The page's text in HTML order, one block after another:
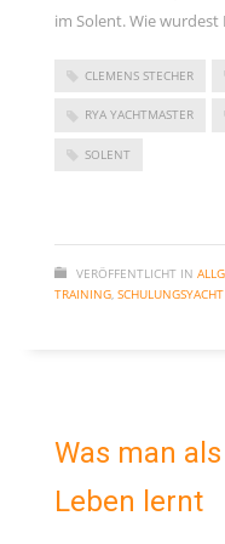
Kommentar-Feed
im Solent. Wie wurdest
CLEMENS STECHER
RYA YACHTMASTER
SOLENT
VERÖFFENTLICHT IN
TRAINING, SCHULUNGSYACHT
Was man
Leben lernt